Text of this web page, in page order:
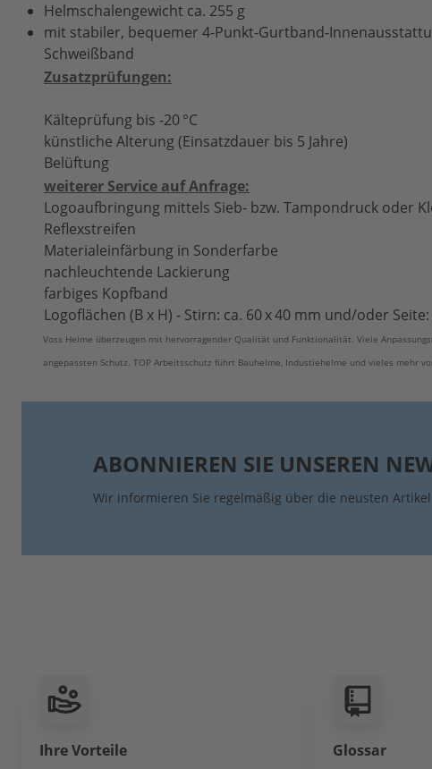
Helmschalengewicht ca. 255 g
mit stabiler, bequemer 4-Punkt-Gurtband-
Schweißband
Zusatzprüfungen:
Kälteprüfung bis -20 °C
künstliche Alterung (Einsatzdauer bis 5 Jahre)
Belüftung
weiterer Service auf Anfrage:
Logoaufbringung mittels Sieb- bzw. Tampondruck oder
Reflexstreifen
Materialeinfärbung in Sonderfarbe
nachleuchtende Lackierung
farbiges Kopfband
Logoflächen (B x H) - Stirn: ca. 60 x 40 mm und/oder Seite:
Voss Helme überzeugen mit hervorragender Qualität und Funktionalität. Viele
angepassten Schutz. TOP Arbeitsschutz führt Bauhelme, Industiehelme und vieles mehr
ABONNIEREN SIE UNSEREN
Wir informieren Sie regelmäßig über die neusten
Ihre Vorteile Glossar